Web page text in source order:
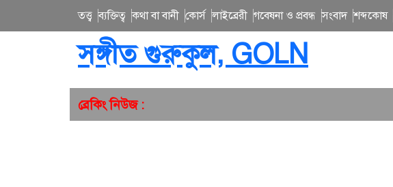
তত্ত্ব ব্যক্তিত্ব কথা বা বানী কোর্স লাইব্রেরী গবেষনা ও প্রবন্ধ সংবাদ শব্দকোষ
সঙ্গীত গুরুকুল, GOLN
ব্রেকিং নিউজ :